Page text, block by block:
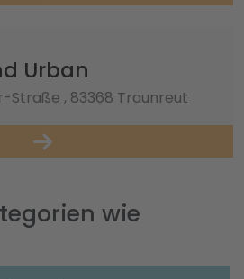
Urban
Straße , 83368 Traunreut
wie